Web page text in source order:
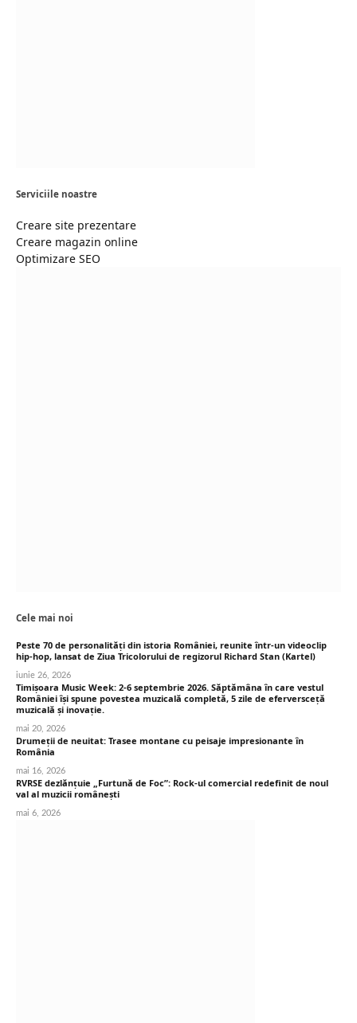
Serviciile noastre
Creare site prezentare
Creare magazin online
Optimizare SEO
Cele mai noi
Peste 70 de personalități din istoria României, reunite într-un videoclip
hip-hop, lansat de Ziua Tricolorului de regizorul Richard Stan (Kartel)
iunie 26, 2026
Timișoara Music Week: 2-6 septembrie 2026. Săptămâna în care vestul
României își spune povestea muzicală completă, 5 zile de eferversceță
muzicală și inovație.
mai 20, 2026
Drumeții de neuitat: Trasee montane cu peisaje impresionante în
România
mai 16, 2026
RVRSE dezlănțuie „Furtună de Foc”: Rock-ul comercial redefinit de noul
val al muzicii românești
mai 6, 2026